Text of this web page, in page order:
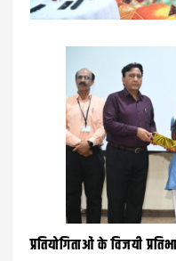
प्रतियोगिताओं के विजयी